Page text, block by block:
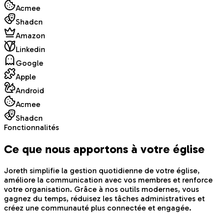
Acmee
Shadcn
Amazon
Linkedin
Google
Apple
Android
Acmee
Shadcn
Fonctionnalités
Ce que nous apportons à votre église
Joreth simplifie la gestion quotidienne de votre église,
améliore la communication avec vos membres et renforce
votre organisation. Grâce à nos outils modernes, vous
gagnez du temps, réduisez les tâches administratives et
créez une communauté plus connectée et engagée.